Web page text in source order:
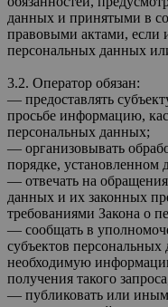
данных и принятыми в
правовыми актами, если
персональных данных
3.2. Оператор обязан:
— предоставлять
просьбе информацию,
персональных данных;
— организовывать
порядке, установленном
— отвечать на
данных и их законных
требованиями Закона о
— сообщать в
субъектов персональных
необходимую
получения такого
— публиковать или иным